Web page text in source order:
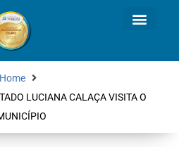
Home
LUCIANA CALAÇA VISITA O